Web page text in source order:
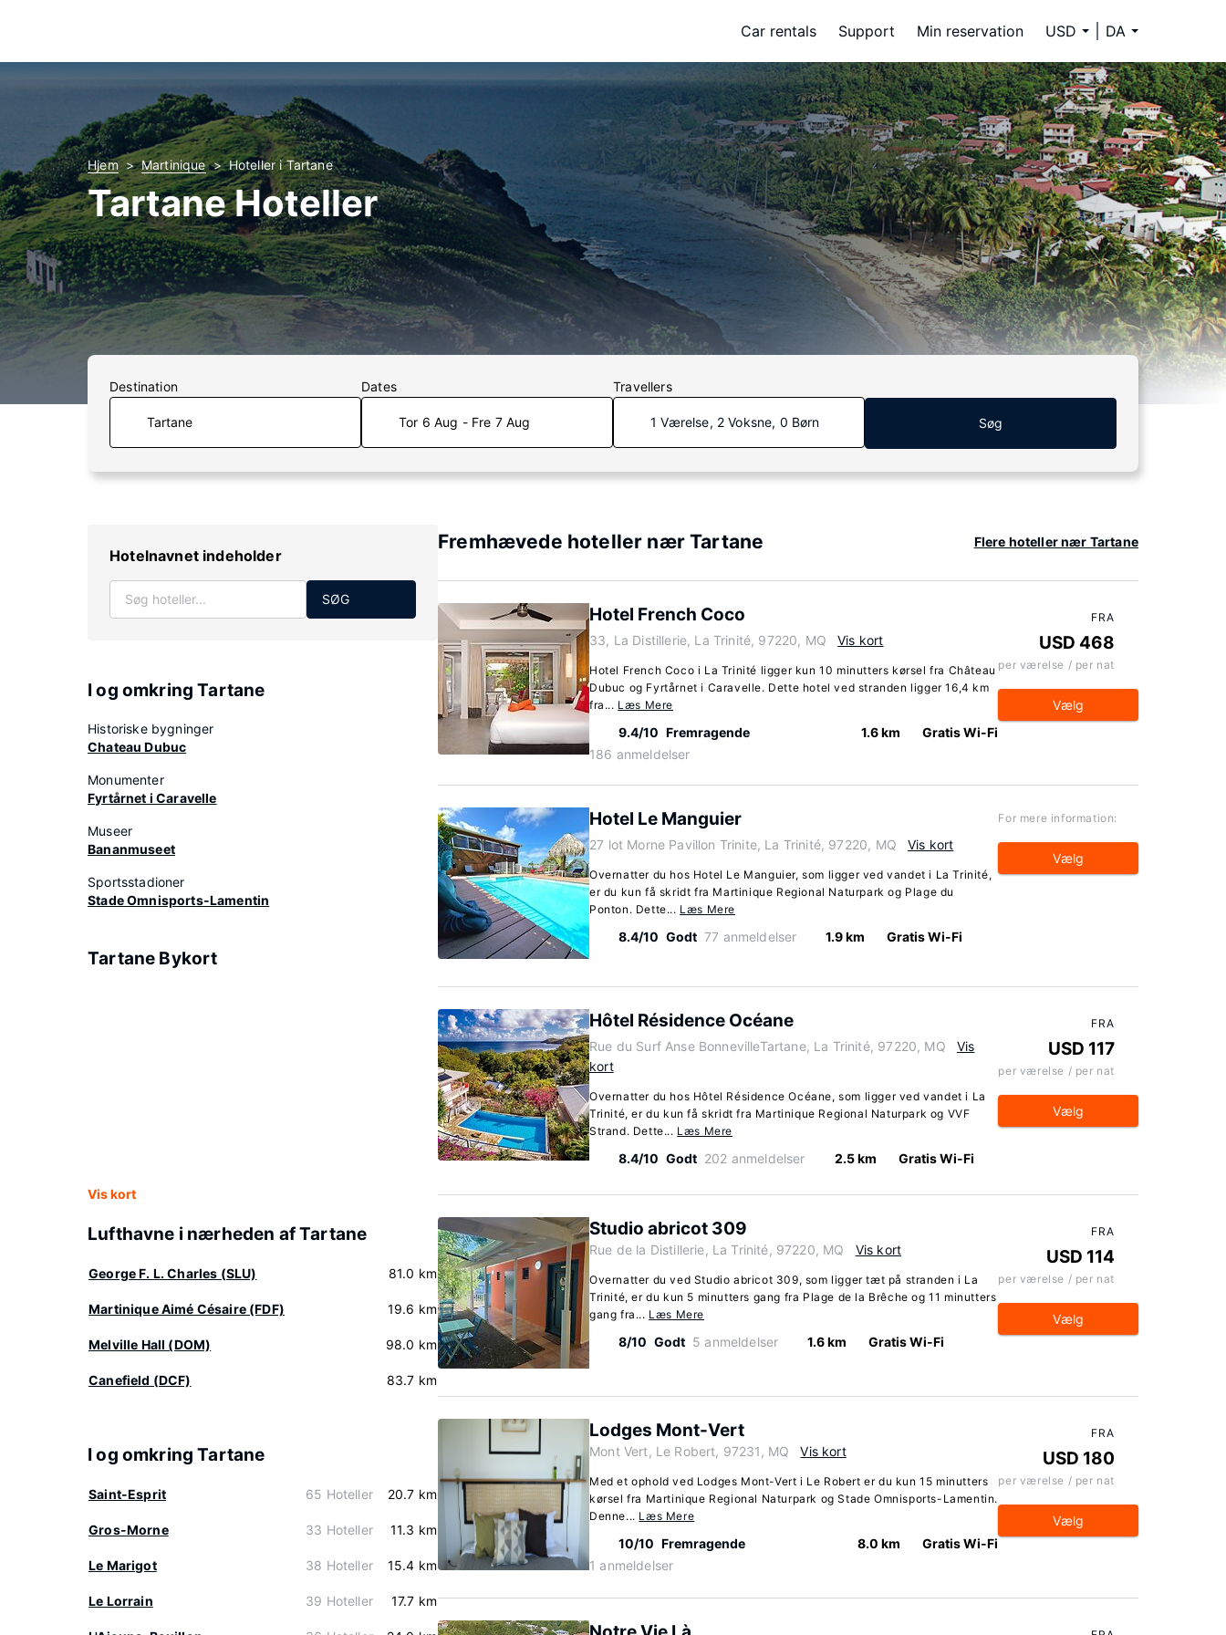
Car rentals Support Min reservation USD DA
Hjem Martinique Hoteller i Tartane
Tartane Hoteller
Destination Dates
Tor 6 Aug - Fre 7 Aug
Travellers
1 Værelse, 2 Voksne, 0 Børn Søg
Hotelnavnet indeholder
SØG
I og omkring Tartane
Historiske bygninger
Chateau Dubuc
Monumenter
Fyrtårnet i Caravelle
Museer
Bananmuseet
Sportsstadioner
Stade Omnisports-Lamentin
Tartane Bykort
Vis kort
Lufthavne i nærheden af Tartane
George F. L. Charles (SLU) 81.0 km
Martinique Aimé Césaire (FDF) 19.6 km
Melville Hall (DOM) 98.0 km
Canefield (DCF) 83.7 km
I og omkring Tartane
Saint-Esprit 65 Hoteller 20.7 km
Gros-Morne 33 Hoteller 11.3 km
Le Marigot 38 Hoteller 15.4 km
Le Lorrain 39 Hoteller 17.7 km
Fremhævede hoteller nær Tartane Flere hoteller nær Tartane
Hotel French Coco
33, La Distillerie, La Trinité, 97220, MQ Vis kort
Hotel French Coco i La Trinité ligger kun 10 minutters kørsel fra Château
Dubuc og Fyrtårnet i Caravelle. Dette hotel ved stranden ligger 16,4 km
fra... Læs Mere
9.4/10 Fremragende
186 anmeldelser
1.6 km Gratis Wi-Fi
FRA
USD 468
per værelse / per nat
Vælg
Hotel Le Manguier
27 lot Morne Pavillon Trinite, La Trinité, 97220, MQ Vis kort
Overnatter du hos Hotel Le Manguier, som ligger ved vandet i La Trinité,
er du kun få skridt fra Martinique Regional Naturpark og Plage du
Ponton. Dette... Læs Mere
8.4/10 Godt 77 anmeldelser 1.9 km Gratis Wi-Fi
For mere information:
Vælg
Hôtel Résidence Océane
Rue du Surf Anse BonnevilleTartane, La Trinité, 97220, MQ
Vis
kort
Overnatter du hos Hôtel Résidence Océane, som ligger ved vandet i La
Trinité, er du kun få skridt fra Martinique Regional Naturpark og VVF
Strand. Dette... Læs Mere
8.4/10 Godt 202 anmeldelser 2.5 km Gratis Wi-Fi
FRA
USD 117
per værelse / per nat
Vælg
Studio abricot 309
Rue de la Distillerie, La Trinité, 97220, MQ Vis kort
Overnatter du ved Studio abricot 309, som ligger tæt på stranden i La
Trinité, er du kun 5 minutters gang fra Plage de la Brêche og 11 minutters
gang fra... Læs Mere
8/10 Godt 5 anmeldelser 1.6 km Gratis Wi-Fi
FRA
USD 114
per værelse / per nat
Vælg
Lodges Mont-Vert
Mont Vert, Le Robert, 97231, MQ Vis kort
Med et ophold ved Lodges Mont-Vert i Le Robert er du kun 15 minutters
kørsel fra Martinique Regional Naturpark og Stade Omnisports-Lamentin.
Denne... Læs Mere
10/10 Fremragende
1 anmeldelser
8.0 km Gratis Wi-Fi
FRA
USD 180
per værelse / per nat
Vælg